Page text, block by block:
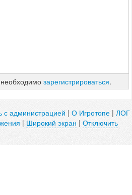
зарегистрироваться.
с администрацией | О Игротопе | ЛОГ
| Широкий экран | Отключить